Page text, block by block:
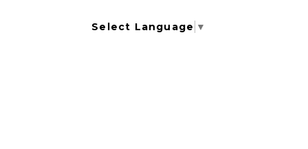
Select Language ▼